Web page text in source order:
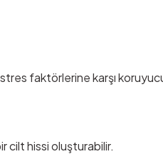
stres faktörlerine karşı
cilt hissi oluşturabilir.